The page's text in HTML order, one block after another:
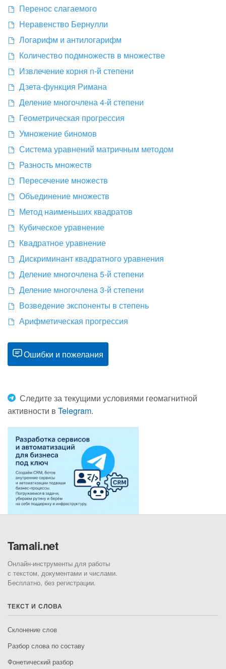
Перенос слагаемого
Неравенство Бернулли
Логарифм и антилогарифм
Количество подмножеств в множестве
Извлечение корня n-й степени
Дзета-функция Римана
Деление многочлена 4-й степени
Геометрическая прогрессия
Умножение биномов
Система уравнений матричным методом
Разность множеств
Пересечение множеств
Объединение множеств
Метод наименьших квадратов
Кубическое уравнение
Квадратное уравнение
Дискриминант квадратного уравнения
Деление многочлена 5-й степени
Деление многочлена 3-й степени
Возведение экспоненты в степень
Арифметическая прогрессия
Ошибки и пожелания
Следите за текущими условиями геомагнитной
активности в Telegram.
Tamali.net
Онлайн-инструменты для работы
с текстом, документами и числами.
Бесплатно, без регистрации.
ТЕКСТ И СЛОВА
Склонение слов
Разбор слова по составу
Фонетический разбор